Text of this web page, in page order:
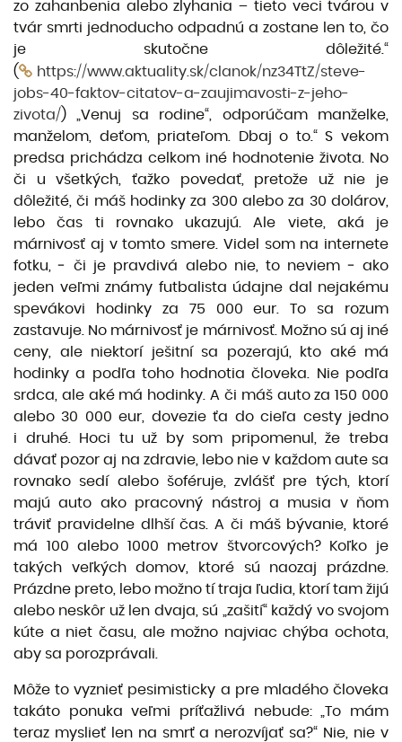
zo zahanbenia alebo zlyhania – tieto veci tvárou v
tvár smrti jednoducho odpadnú a zostane len to, čo
je skutočne dôležité.“
(
https://www.aktuality.sk/clanok/nz34TtZ/steve-
jobs-40-faktov-citatov-a-zaujimavosti-z-jeho-
zivota/) „Venuj sa rodine“, odporúčam manželke,
manželom, deťom, priateľom. Dbaj o to.“ S vekom
predsa prichádza celkom iné hodnotenie života. No
či u všetkých, ťažko povedať, pretože už nie je
dôležité, či máš hodinky za 300 alebo za 30 dolárov,
lebo čas ti rovnako ukazujú. Ale viete, aká je
márnivosť aj v tomto smere. Videl som na internete
fotku, ‒ či je pravdivá alebo nie, to neviem ‒ ako
jeden veľmi známy futbalista údajne dal nejakému
spevákovi hodinky za 75 000 eur. To sa rozum
zastavuje. No márnivosť je márnivosť. Možno sú aj iné
ceny, ale niektorí ješitní sa pozerajú, kto aké má
hodinky a podľa toho hodnotia človeka. Nie podľa
srdca, ale aké má hodinky. A či máš auto za 150 000
alebo 30 000 eur, dovezie ťa do cieľa cesty jedno
i druhé. Hoci tu už by som pripomenul, že treba
dávať pozor aj na zdravie, lebo nie v každom aute sa
rovnako sedí alebo šoféruje, zvlášť pre tých, ktorí
majú auto ako pracovný nástroj a musia v ňom
tráviť pravidelne dlhší čas. A či máš bývanie, ktoré
má 100 alebo 1000 metrov štvorcových? Koľko je
takých veľkých domov, ktoré sú naozaj prázdne.
Prázdne preto, lebo možno tí traja ľudia, ktorí tam žijú
alebo neskôr už len dvaja, sú „zašití“ každý vo svojom
kúte a niet času, ale možno najviac chýba ochota,
aby sa porozprávali.
Môže to vyznieť pesimisticky a pre mladého človeka
takáto ponuka veľmi príťažlivá nebude: „To mám
teraz myslieť len na smrť a nerozvíjať sa?“ Nie, nie v